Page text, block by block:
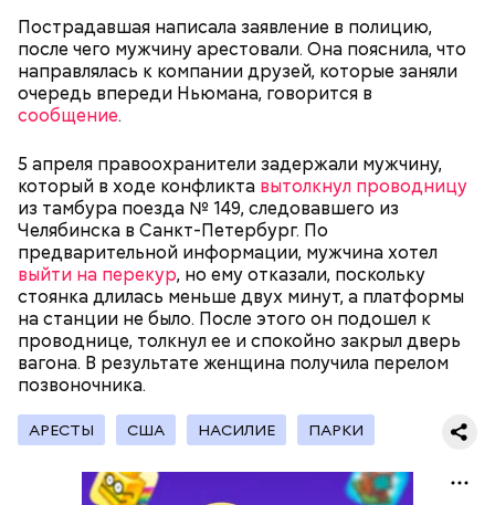
Пострадавшая написала заявление в полицию,
после чего мужчину арестовали. Она пояснила, что
направлялась к компании друзей, которые заняли
очередь впереди Ньюмана, говорится в
сообщение.
5 апреля правоохранители задержали мужчину,
который в ходе конфликта вытолкнул проводницу
из тамбура поезда № 149, следовавшего из
Челябинска в Санкт-Петербург. По
предварительной информации, мужчина хотел
выйти на перекур, но ему отказали, поскольку
стоянка длилась меньше двух минут, а платформы
на станции не было. После этого он подошел к
проводнице, толкнул ее и спокойно закрыл дверь
вагона. В результате женщина получила перелом
позвоночника.
АРЕСТЫ США НАСИЛИЕ ПАРКИ
Остров Сокотра, Йемен
Фото: Shutterstock
Он находился на посту менеджера, занимался
наймом персонала и продажей продуктов. В 2000
году Балмер сменил Билла Гейтса на посту
генерального директора. Им он оставался до 2014
года, после чего ушел с поста, но остался
держателем акций компании. Сейчас его состояние
оценивается в 126 миллиардов долларов.
(Пенсильвания, США) 24 сентября 1880 года. Всего
в ее семье было семь детей, однако трое ее
братьев умерли еще в детстве. Позже ее семья
переехала в город Вифлеем в том же штате. До
Окружающие отмечали, что Носс была в здравом
уме до конца жизни. Интересно, что когда в
возрасте 117 лет ей сообщили, что она теперь
является старейшим из ныне живущих людей,
женщина с улыбкой ответила: «Ну и что?». Сама
Носс отмечала, что секрет ее долголетия
заключается в постоянной двигательной
активности и отсутствии беспокойства по поводу
возраста. Однако стоит отметить, что ей в том
числе повезло с генетикой: в роду женщины
большое количество долгожителей. Сара не имела
вредных привычек, но очень любила сладости и
декабря 1999 года в возрасте 119 лет и 97 дней.
Канэ Танака (119 лет)